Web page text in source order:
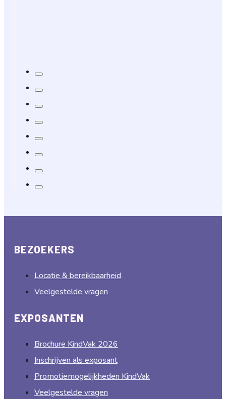
BEZOEKERS
Locatie & bereikbaarheid
Veelgestelde vragen
EXPOSANTEN
Brochure KindVak 2026
Inschrijven als exposant
Promotiemogelijkheden KindVak
Veelgestelde vragen